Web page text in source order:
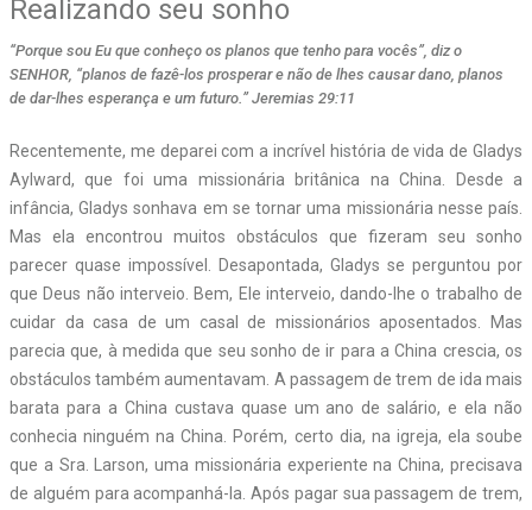
Realizando seu sonho
“Porque sou Eu que conheço os planos que tenho para vocês”, diz o
SENHOR, “planos de fazê-los prosperar e não de lhes causar dano, planos
de dar-lhes esperança e um futuro.” Jeremias 29:11
Recentemente, me deparei com a incrível história de vida de Gladys
Aylward, que foi uma missionária britânica na China. Desde a
infância, Gladys sonhava em se tornar uma missionária nesse país.
Mas ela encontrou muitos obstáculos que fizeram seu sonho
parecer quase impossível. Desapontada, Gladys se perguntou por
que Deus não interveio. Bem, Ele interveio, dando-lhe o trabalho de
cuidar da casa de um casal de missionários aposentados. Mas
parecia que, à medida que seu sonho de ir para a China crescia, os
obstáculos também aumentavam. A passagem de trem de ida mais
barata para a China custava quase um ano de salário, e ela não
conhecia ninguém na China. Porém, certo dia, na igreja, ela soube
que a Sra. Larson, uma missionária experiente na China, precisava
de alguém para acompanhá-la. Após pagar sua passagem de trem,